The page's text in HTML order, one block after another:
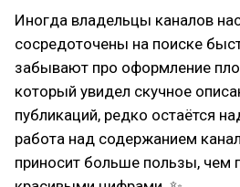
Иногда владельцы каналов
сосредоточены на поиске
забывают про оформление
который увидел скучное
публикаций, редко остаётся
работа над содержанием
приносит больше пользы, чем